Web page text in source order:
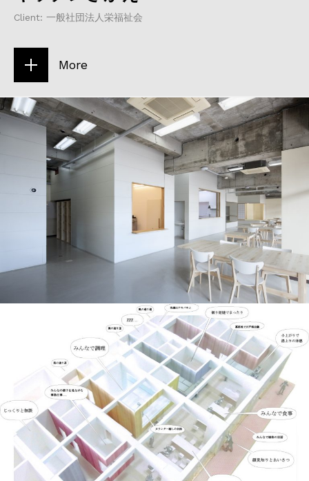
Client: 一般社団法人栄福祉会